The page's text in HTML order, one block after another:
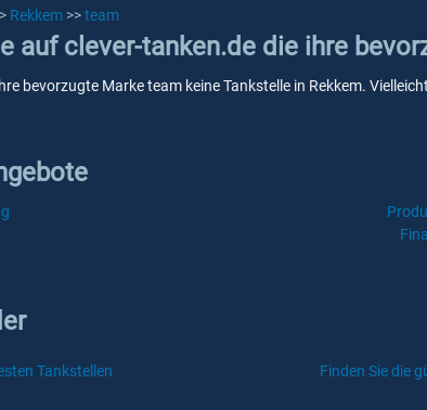
Rekkem >>team
auf clever-tanken.de die ihre
bevorzugte Marke team keine Tankstelle in Rekkem.
Tankstellen Finden Sie die